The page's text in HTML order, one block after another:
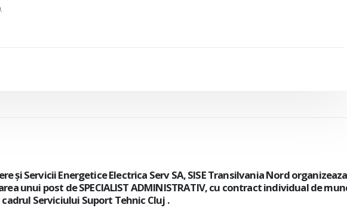
.
şi Servicii Energetice Electrica Serv SA, organizeaza concurs intern/extern
vacante de electrician mentenanta, cu contract individual de munca pe
Directiei Muntenia Sud-Oltenia– Centrul 110 kV.